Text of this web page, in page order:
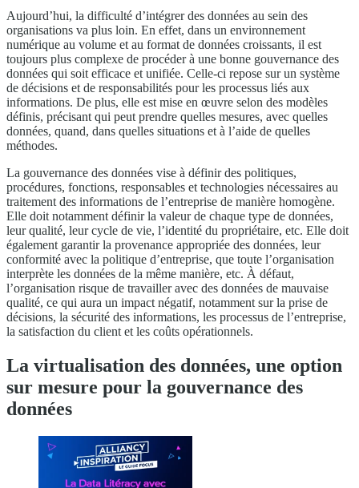
Aujourd’hui, la difficulté d’intégrer des données au sein des
organisations va plus loin. En effet, dans un environnement
numérique au volume et au format de données croissants, il est
toujours plus complexe de procéder à une bonne gouvernance des
données qui soit efficace et unifiée. Celle-ci repose sur un système
de décisions et de responsabilités pour les processus liés aux
informations. De plus, elle est mise en œuvre selon des modèles
définis, précisant qui peut prendre quelles mesures, avec quelles
données, quand, dans quelles situations et à l’aide de quelles
méthodes.
La gouvernance des données vise à définir des politiques,
procédures, fonctions, responsables et technologies nécessaires au
traitement des informations de l’entreprise de manière homogène.
Elle doit notamment définir la valeur de chaque type de données,
leur qualité, leur cycle de vie, l’identité du propriétaire, etc. Elle doit
également garantir la provenance appropriée des données, leur
conformité avec la politique d’entreprise, que toute l’organisation
interprète les données de la même manière, etc. À défaut,
l’organisation risque de travailler avec des données de mauvaise
qualité, ce qui aura un impact négatif, notamment sur la prise de
décisions, la sécurité des informations, les processus de l’entreprise,
la satisfaction du client et les coûts opérationnels.
La virtualisation des données, une option
sur mesure pour la gouvernance des
données